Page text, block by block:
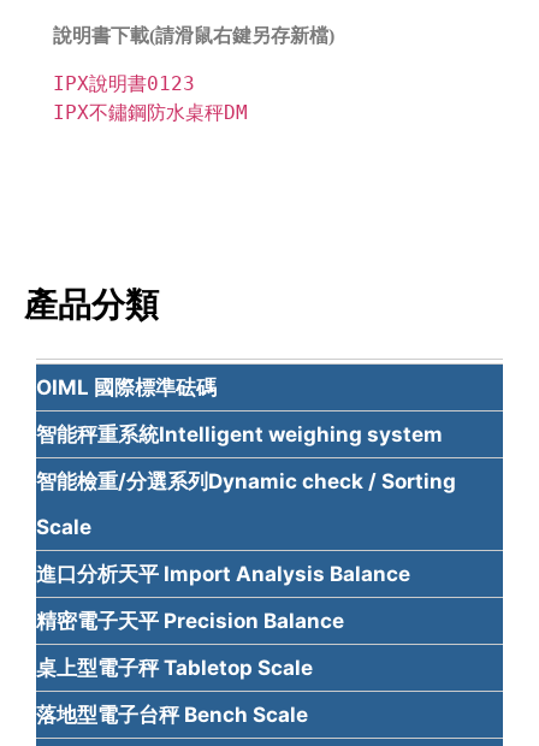
說明書下載(請滑鼠右鍵另存新檔)
IPX說明書0123
IPX不鏽鋼防水桌秤DM
產品分類
OIML 國際標準砝碼
智能秤重系統Intelligent weighing system
智能檢重/分選系列Dynamic check / Sorting
Scale
進口分析天平 Import Analysis Balance
精密電子天平 Precision Balance
桌上型電子秤 Tabletop Scale
落地型電子台秤 Bench Scale